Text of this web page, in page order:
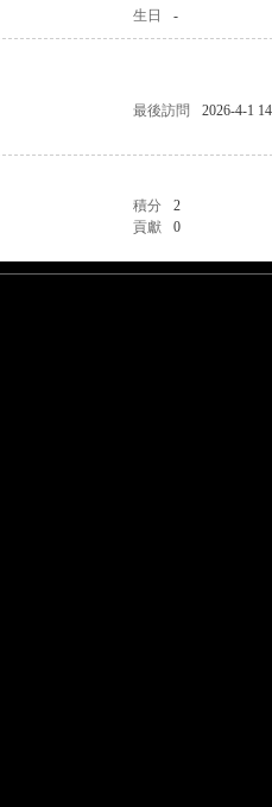
生日 -
最後訪問
2026-4-1
積分
2
貢獻 0